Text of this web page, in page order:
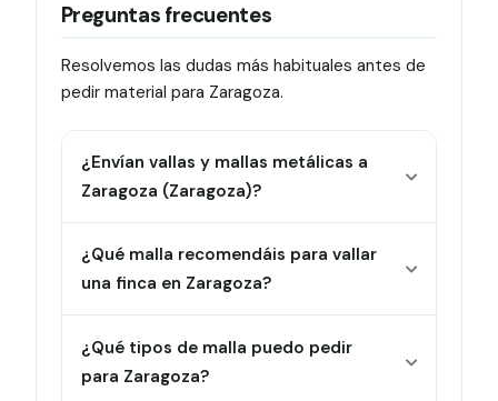
Preguntas frecuentes
Resolvemos las dudas más habituales antes de
pedir material para Zaragoza.
¿Envían vallas y mallas metálicas a
Zaragoza (Zaragoza)?
¿Qué malla recomendáis para vallar
una finca en Zaragoza?
¿Qué tipos de malla puedo pedir
para Zaragoza?